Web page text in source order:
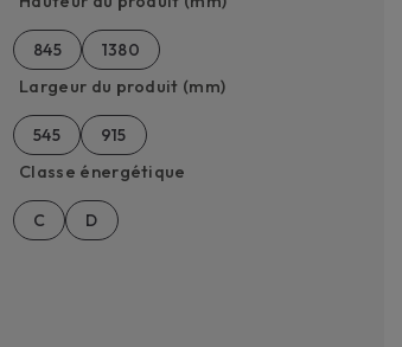
845 1380
Largeur du produit (mm)
545 915
Classe énergétique
C D